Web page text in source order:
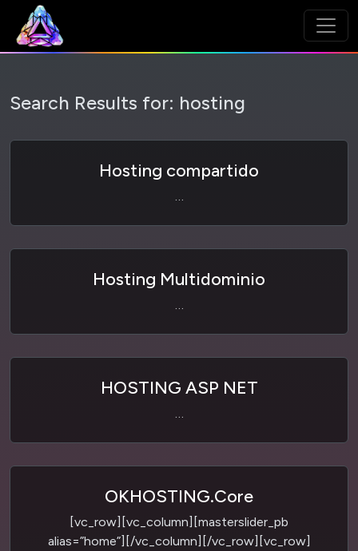
Search Results for: hosting
Hosting compartido
…
Hosting Multidominio
…
HOSTING ASP NET
…
OKHOSTING.Core
[vc_row][vc_column][masterslider_pb
alias=”home”][/vc_column][/vc_row][vc_row]